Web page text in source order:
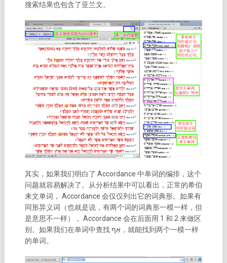
搜索结果也包含了亚兰文。
其实，如果我们明白了 Accordance 中单词的编排，这个
问题就容易解决了。从分析结果中可以看出，正常的希伯
来文单词， Accordance 会仅仅列出它的词典形。如果有
同形异义词（也就是说，有两个词的词典形一模一样，但
是意思不一样）， Accordance 会在后面用 1 和 2 来做区
别。如果我们在单词中查找 אַף ，就能找到两个一模一样
的单词。